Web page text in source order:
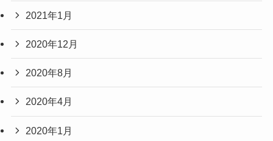
2021年1月
2020年12月
2020年8月
2020年4月
2020年1月